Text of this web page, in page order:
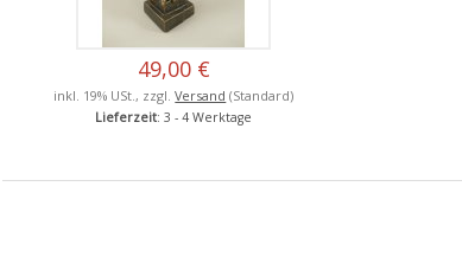
49,00 €
inkl. 19% USt., zzgl.Versand (Standard)
Lieferzeit: 3 - 4 Werktage